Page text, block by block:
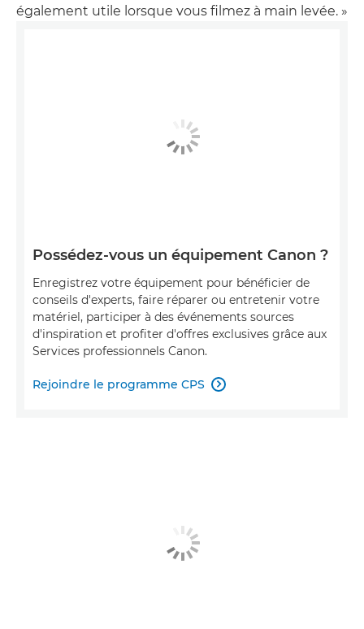
également utile lorsque vous filmez à main levée. »
Possédez-vous un équipement Canon ?
Enregistrez votre équipement pour bénéficier de
conseils d'experts, faire réparer ou entretenir votre
matériel, participer à des événements sources
d'inspiration et profiter d'offres exclusives grâce aux
Services professionnels Canon.
Rejoindre le programme CPS 